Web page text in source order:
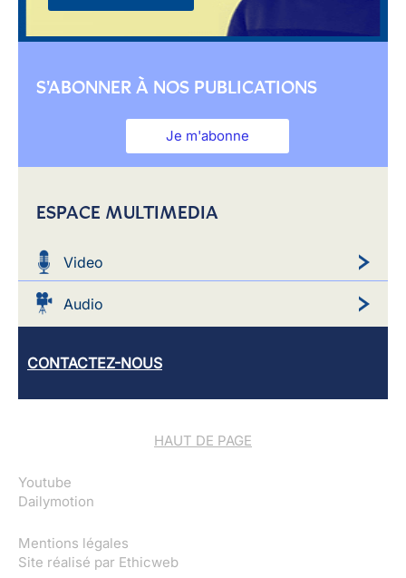
S'ABONNER À NOS PUBLICATIONS
Je m'abonne
ESPACE MULTIMEDIA
Video
Audio
CONTACTEZ-NOUS
HAUT DE PAGE
Youtube
Dailymotion
Mentions légales
Site réalisé par Ethicweb